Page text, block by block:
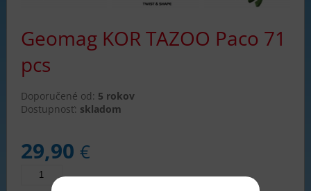
Geomag KOR TAZOO Paco 71
pcs
Doporučené od: 5 rokov
Dostupnosť: skladom
29,90 €